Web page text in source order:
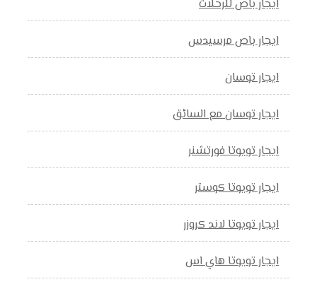
ايجار باص للرحلات
ايجار باص مرسيدس
ايجار توسان
ايجار توسان مع السائق
ايجار تويوتا فورتشنر
ايجار تويوتا كوستر
ايجار تويوتا لاند كروزر
ايجار تويوتا هاي اس